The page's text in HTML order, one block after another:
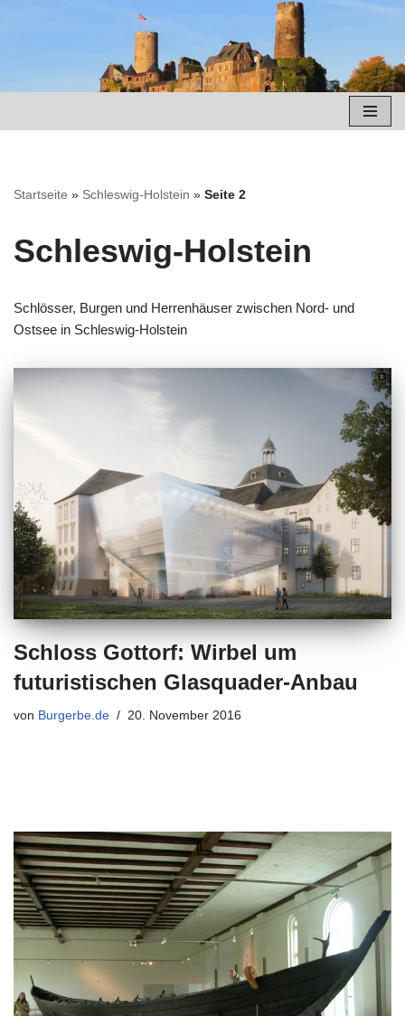
springen
Startseite » Schleswig-Holstein » Seite 2
Schleswig-Holstein
Schlösser, Burgen und Herrenhäuser zwischen Nord- und
Ostsee in Schleswig-Holstein
Schloss Gottorf: Wirbel um
futuristischen Glasquader-Anbau
von Burgerbe.de 20. November 2016